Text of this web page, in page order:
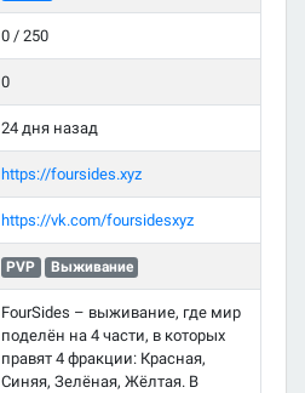
0 / 250
0
24 дня назад
https://foursides.xyz
https://vk.com/foursidesxyz
PVP Выживание
FourSides – выживание, где мир
поделён на 4 части, в которых
правят 4 фракции: Красная,
Синяя, Зелёная, Жёлтая. В